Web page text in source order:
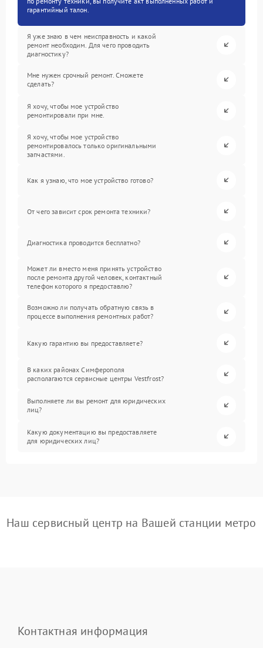
гарантийный талон.
Я уже знаю в чем неисправность и какой
ремонт необходим. Для чего проводить
диагностику?
Мне нужен срочный ремонт. Сможете
сделать?
Я хочу, чтобы мое устройство
ремонтировали при мне.
Я хочу, чтобы мое устройство
ремонтировалось только оригинальными
запчастями.
Как я узнаю, что мое устройство готово?
От чего зависит срок ремонта техники?
Диагностика проводится бесплатно?
Может ли вместо меня принять устройство
после ремонта другой человек, контактный
телефон которого я предоставлю?
Возможно ли получать обратную связь в
процессе выполнения ремонтных работ?
Какую гарантию вы предоставляете?
В каких районах Симферополя
располагаются сервисные центры Vestfrost?
Выполняете ли вы ремонт для юридических
лиц?
Какую документацию вы предоставляете
для юридических лиц?
Наш сервисный центр на Вашей станции метро
Контактная информация